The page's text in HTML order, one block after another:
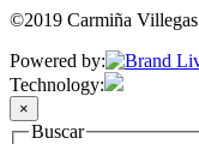
©2019 Carmiña Villegas
Powered by:
Technology:
×
Buscar